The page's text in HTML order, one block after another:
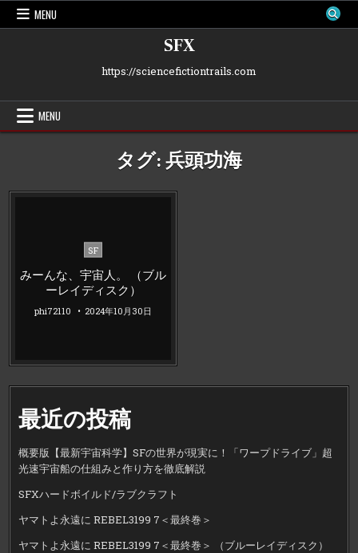
Skip
MENU
SFX
https://sciencefictiontrails.com
MENU
タグ:兵頭功海
Posted
SF
みーんな、宇宙人。 （ブル
ーレイディスク）
phi72110 2024年10月30日
最近の投稿
概要版【最新宇宙科学】SFの世界が現実に！「ワープドライブ」超
光速宇宙船の仕組みと作り方を徹底解説
SFXハードボイルド/ラブクラフト
ヤマトよ永遠に REBEL3199 7＜最終巻＞
ヤマトよ永遠に REBEL3199 7＜最終巻＞ （ブルーレイディスク）